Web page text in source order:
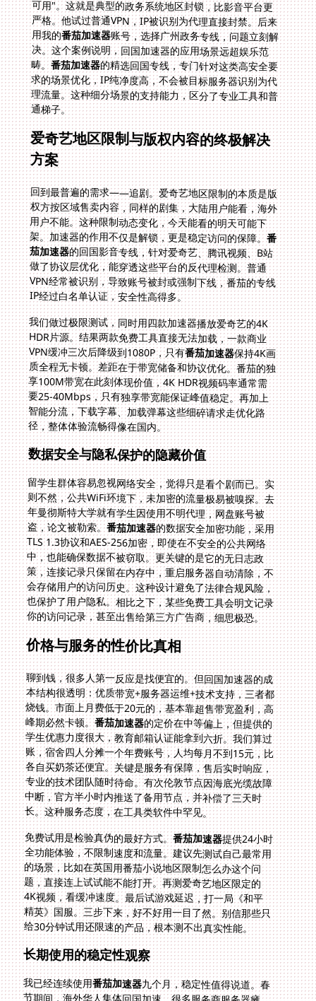
用我的番茄加速器账号，选择广州政务专线，问题立刻解
决。这个案例说明，回国加速器的应用场景远超娱乐范
畴。番茄加速器的精选回国专线，专门针对这类高安全要
求的场景优化，IP纯净度高，不会被目标服务器识别为代
理流量。这种细分场景的支持能力，区分了专业工具和普
通梯子。
爱奇艺地区限制与版权内容的终极解决
方案
回到最普遍的需求——追剧。爱奇艺地区限制的本质是版
权方按区域售卖内容，同样的剧集，大陆用户能看，海外
用户不能。这种限制动态变化，今天能看的明天可能下
架。加速器的作用不仅是解锁，更是稳定访问的保障。番
茄加速器的回国影音专线，针对爱奇艺、腾讯视频、B站
做了协议层优化，能穿透这些平台的反代理检测。普通
VPN经常被识别，导致账号被封或强制下线，番茄的专线
IP经过白名单认证，安全性高得多。
我们做过极限测试，同时用四款加速器播放爱奇艺的4K
HDR片源。结果两款免费工具直接无法加载，一款商业
VPN缓冲三次后降级到1080P，只有番茄加速器保持4K画
质全程无卡顿。差距在于带宽储备和协议优化。番茄的独
享100M带宽在此刻体现价值，4K HDR视频码率通常需
要25-40Mbps，只有独享带宽能保证峰值稳定。再加上
智能分流，下载字幕、加载弹幕这些细碎请求走优化路
径，整体体验流畅得像在国内。
数据安全与隐私保护的隐藏价值
留学生群体容易忽视网络安全，觉得只是看个剧而已。实
则不然，公共WiFi环境下，未加密的流量极易被嗅探。去
年曼彻斯特大学就有学生因使用不明代理，网盘账号被
盗，论文被勒索。番茄加速器的数据安全加密功能，采用
TLS 1.3协议和AES-256加密，即使在不安全的公共网络
中，也能确保数据不被窃取。更关键的是它的无日志政
策，连接记录只保留在内存中，重启服务器自动清除，不
会存储用户的访问历史。这种设计避免了法律合规风险，
也保护了用户隐私。相比之下，某些免费工具会明文记录
你的访问记录，甚至出售给第三方广告商，细思极恐。
价格与服务的性价比真相
聊到钱，很多人第一反应是找便宜的。但回国加速器的成
本结构很透明：优质带宽+服务器运维+技术支持，三者都
烧钱。市面上月费低于20元的，基本靠超售带宽盈利，高
峰期必然卡顿。番茄加速器的定价在中等偏上，但提供的
学生优惠力度很大，教育邮箱认证能拿到六折。我们算过
账，宿舍四人分摊一个年费账号，人均每月不到15元，比
各自买奶茶还便宜。关键是服务有保障，售后实时响应，
专业的技术团队随时待命。有次伦敦节点因海底光缆故障
中断，官方半小时内推送了备用节点，并补偿了三天时
长。这种服务态度，在工具类软件中罕见。
免费试用是检验真伪的最好方式。番茄加速器提供24小时
全功能体验，不限制速度和流量。建议先测试自己最常用
的场景，比如在英国用番茄小说地区限制怎么办这个问
题，直接连上试试能不能打开。再测爱奇艺地区限定的
4K视频，看缓冲速度。最后试游戏延迟，打一局《和平
精英》国服。三步下来，好不好用一目了然。别信那些只
给30分钟试用还限速的产品，根本测不出真实性能。
长期使用的稳定性观察
我已经连续使用番茄加速器九个月，稳定性值得说道。春
节期间，海外华人集体回国加速，很多服务商服务器瘫
痪，番茄虽然延迟略有上升，但基本服务没断。这种抗压
能力源于它的全球节点分布策略，流量能自动调度到负载
低的区域。智能推荐最优线路功能在此刻发挥关键作用，
系统会避开拥堵节点，自动切换到备用通道。我们宿舍四
个人，九个月里总共遇到过两次短暂中断，每次不超过五
分钟，且都发生在凌晨维护窗口。这种稳定性，让回国加